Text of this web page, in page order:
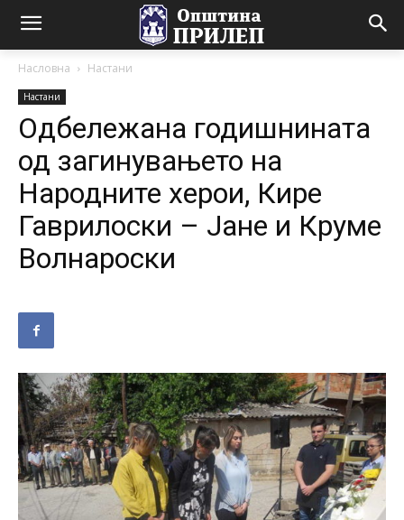
Насловна Настани
Настани
Одбележана годишнината
од загинувањето на
Народните херои, Кире
Гаврилоски – Јане и Круме
Волнароски